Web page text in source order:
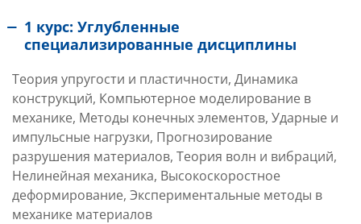
1 курс: Углубленные
специализированные дисциплины
Теория упругости и пластичности, Динамика
конструкций, Компьютерное моделирование в
механике, Методы конечных элементов, Ударные и
импульсные нагрузки, Прогнозирование
разрушения материалов, Теория волн и вибраций,
Нелинейная механика, Высокоскоростное
деформирование, Экспериментальные методы в
механике материалов